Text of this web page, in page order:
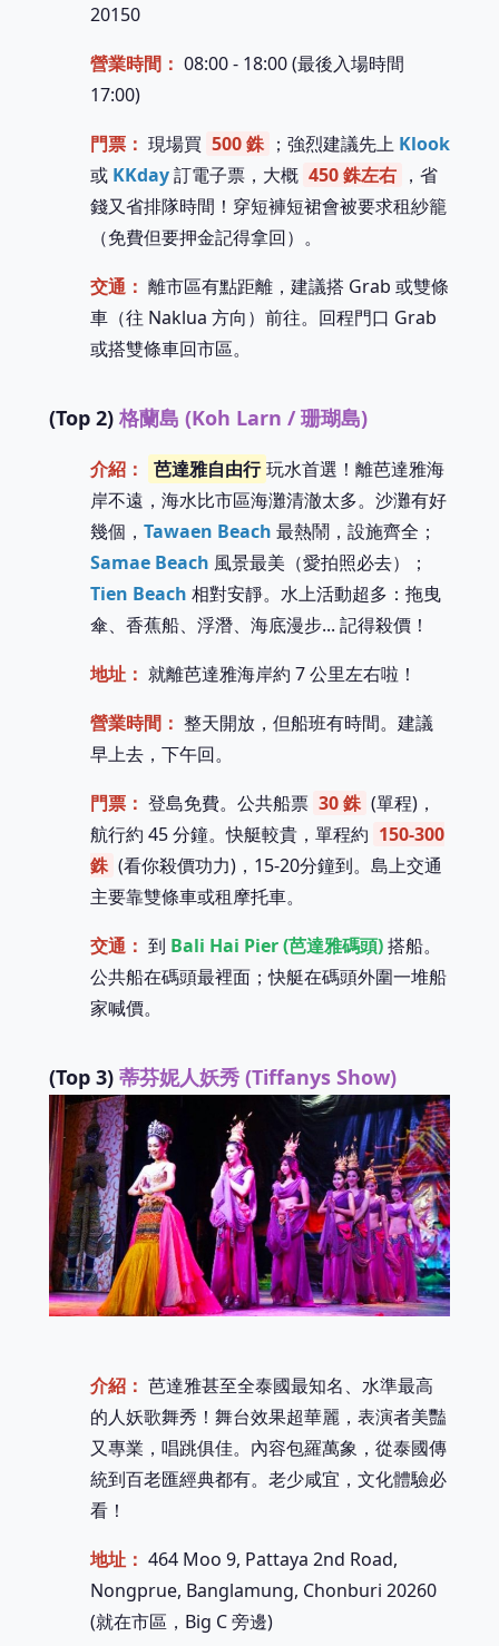
20150
營業時間： 08:00 - 18:00 (最後入場時間
17:00)
門票： 現場買 500 銖 ；強烈建議先上 Klook
或 KKday訂電子票，大概 450 銖左右 ，省
錢又省排隊時間！穿短褲短裙會被要求租紗籠
（免費但要押金記得拿回）。
交通： 離市區有點距離，建議搭 Grab 或雙條
車（往 Naklua 方向）前往。回程門口 Grab
或搭雙條車回市區。
(Top 2) 格蘭島 (Koh Larn / 珊瑚島)
介紹： 芭達雅自由行 玩水首選！離芭達雅海
岸不遠，海水比市區海灘清澈太多。沙灘有好
幾個， Tawaen Beach 最熱鬧，設施齊全；
Samae Beach 風景最美（愛拍照必去）；
Tien Beach 相對安靜。水上活動超多：拖曳
傘、香蕉船、浮潛、海底漫步... 記得殺價！
地址： 就離芭達雅海岸約 7 公里左右啦！
營業時間： 整天開放，但船班有時間。建議
早上去，下午回。
門票： 登島免費。公共船票 30 銖 (單程)，
航行約 45 分鐘。快艇較貴，單程約 150-300
銖 (看你殺價功力)，15-20分鐘到。島上交通
主要靠雙條車或租摩托車。
交通： 到 Bali Hai Pier (芭達雅碼頭)搭船。
公共船在碼頭最裡面；快艇在碼頭外圍一堆船
家喊價。
(Top 3) 蒂芬妮人妖秀 (Tiffanys Show)
介紹： 芭達雅甚至全泰國最知名、水準最高
的人妖歌舞秀！舞台效果超華麗，表演者美豔
又專業，唱跳俱佳。內容包羅萬象，從泰國傳
統到百老匯經典都有。老少咸宜，文化體驗必
看！
地址： 464 Moo 9, Pattaya 2nd Road,
Nongprue, Banglamung, Chonburi 20260
(就在市區，Big C 旁邊)